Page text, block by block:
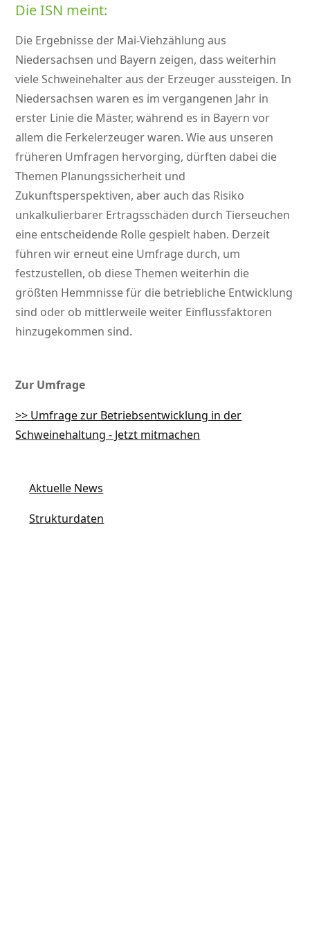
Die ISN meint:
Die Ergebnisse der Mai-Viehzählung aus
Niedersachsen und Bayern zeigen, dass weiterhin
viele Schweinehalter aus der Erzeuger aussteigen. In
Niedersachsen waren es im vergangenen Jahr in
erster Linie die Mäster, während es in Bayern vor
allem die Ferkelerzeuger waren. Wie aus unseren
früheren Umfragen hervorging, dürften dabei die
Themen Planungssicherheit und
Zukunftsperspektiven, aber auch das Risiko
unkalkulierbarer Ertragsschäden durch Tierseuchen
eine entscheidende Rolle gespielt haben. Derzeit
führen wir erneut eine Umfrage durch, um
festzustellen, ob diese Themen weiterhin die
größten Hemmnisse für die betriebliche Entwicklung
sind oder ob mittlerweile weiter Einflussfaktoren
hinzugekommen sind.
Zur Umfrage
>> Umfrage zur Betriebsentwicklung in der
Schweinehaltung - Jetzt mitmachen
Aktuelle News
Strukturdaten